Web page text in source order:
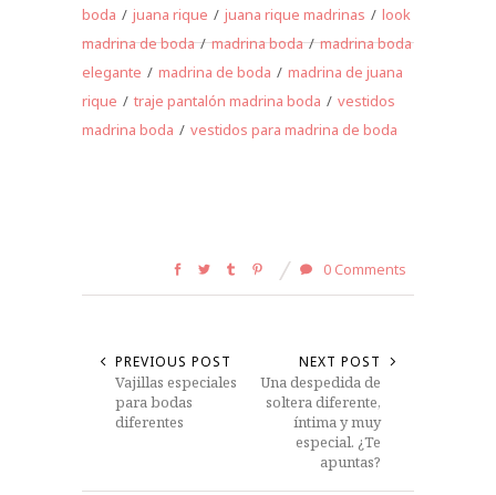
boda / juana rique / juana rique madrinas / look
madrina de boda / madrina boda / madrina boda
elegante / madrina de boda / madrina de juana
rique / traje pantalón madrina boda / vestidos
madrina boda / vestidos para madrina de boda
0 Comments
PREVIOUS POST
Vajillas especiales
para bodas
diferentes
NEXT POST
Una despedida de
soltera diferente,
íntima y muy
especial. ¿Te
apuntas?